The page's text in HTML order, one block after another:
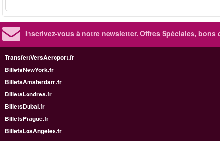
Inscrivez-vous à notre newsletter. Offres Spéciales, bons
TransfertVersAeroport.fr
BilletsNewYork.fr
BilletsAmsterdam.fr
BilletsLondres.fr
BilletsDubai.fr
BilletsPrague.fr
BilletsLosAngeles.fr